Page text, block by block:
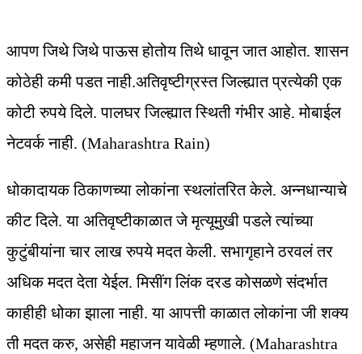
आपण जिथे जिथे पाऊस होतोय तिथे धावून जात आहोत. शासन
कोठेही कमी पडत नाही.अतिवृष्टीग्रस्त जिल्ह्यात प्रत्येकी एक
कोटी रुपये दिले. पालघर जिल्ह्यात स्थिती गंभीर आहे. मोबाईल
नेटवर्क नाही. (Maharashtra Rain)
धोकादायक ठिकाणच्या लोकांना स्थलांतरित केले. अन्नधान्याचे
कीट दिले. या अतिवृष्टीकाळात जे मृत्यूमुखी पडले त्यांच्या
कुटुंबीयांना चार लाख रुपये मदत केली. सभागृहाने ठरवलं तर
अधिक मदत देता येईल. मिसींग लिंक दरड कोसळणे संदर्भात
काहीही धोका झाला नाही. या आपत्ती काळात लोकांना जी शक्य
ती मदत करु, असेही महाजन यावेळी म्हणाले. (Maharashtra